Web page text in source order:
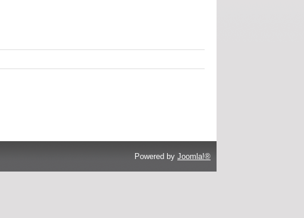
Powered by Joomla!®